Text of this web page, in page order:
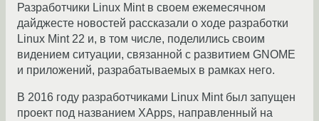
Разработчики Linux Mint в своем ежемесячном
дайджесте новостей рассказали о ходе разработки
Linux Mint 22 и, в том числе, поделились своим
видением ситуации, связанной с развитием GNOME
и приложений, разрабатываемых в рамках него.
В 2016 году разработчиками Linux Mint был запущен
проект под названием XApps, направленный на